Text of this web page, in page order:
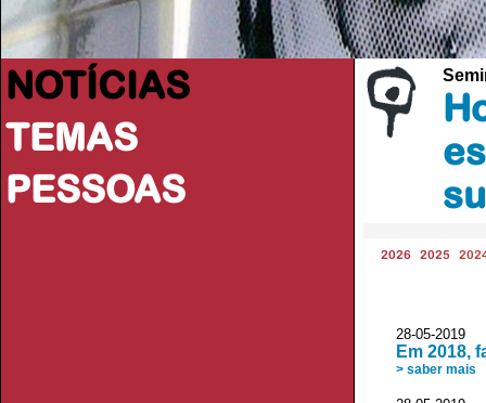
NOTÍCIAS
TEMAS
PESSOAS
2026 2025
28-05-
Em 2018,
> saber mais